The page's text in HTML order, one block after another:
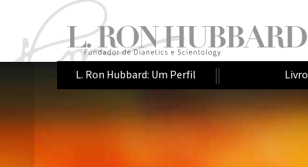
L. Ron Hubbard: Um Perfil